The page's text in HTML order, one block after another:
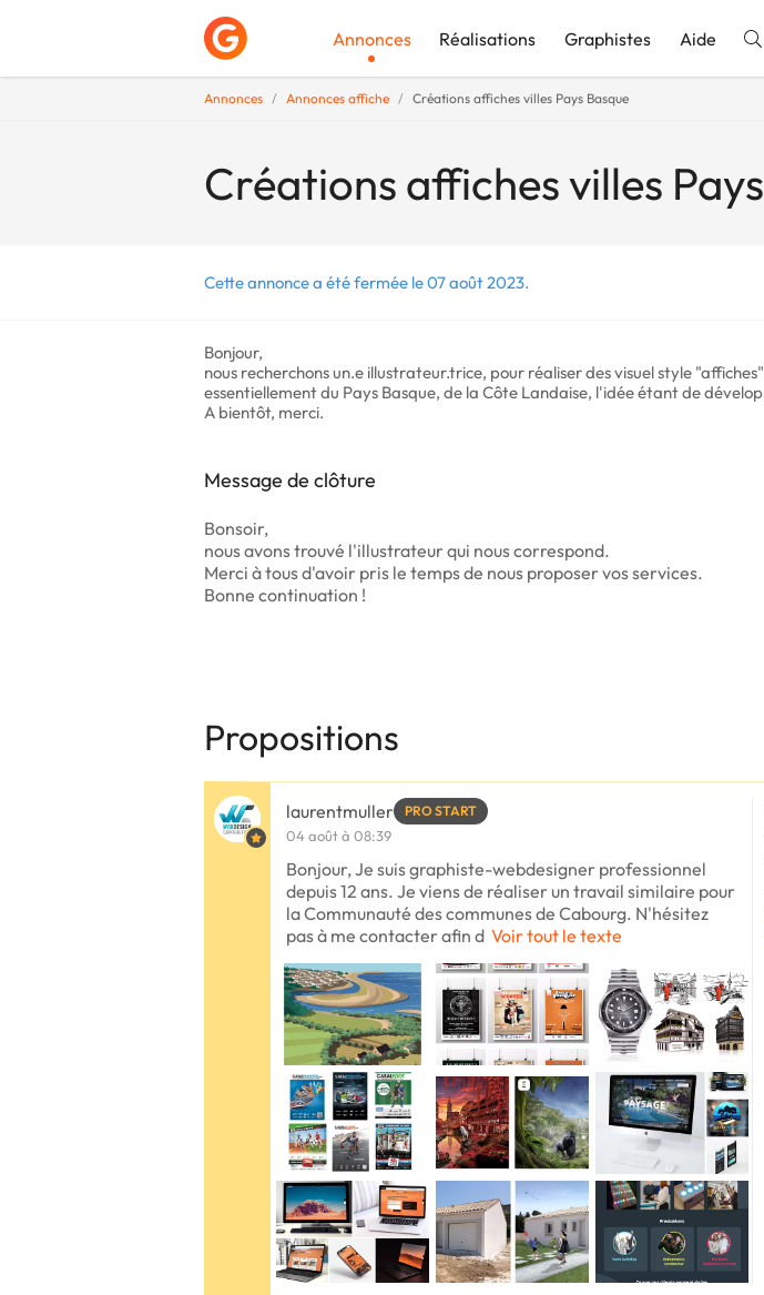
Annonces Réalisations Graphistes Aide
Annonces Annonces affiche Créations affiches villes Pays Basque
Créations affiches villes
Cette annonce a été fermée le 07 août 2023.
Bonjour,
nous recherchons un.e illustrateur.trice, pour réaliser des visuel style
essentiellement du Pays Basque, de la Côte Landaise, l'idée étant de
A bientôt, merci.
Message de clôture
Bonsoir,
nous avons trouvé l'illustrateur qui nous correspond.
Merci à tous d'avoir pris le temps de nous proposer vos services.
Bonne continuation !
Propositions
laurentmuller PRO START
04 août à 08:39
Bonjour, Je suis graphiste-webdesigner professionnel
depuis 12 ans. Je viens de réaliser un travail similaire pour
la Communauté des communes de Cabourg. N'hésitez
pas à me contacter afin d Voir tout le texte